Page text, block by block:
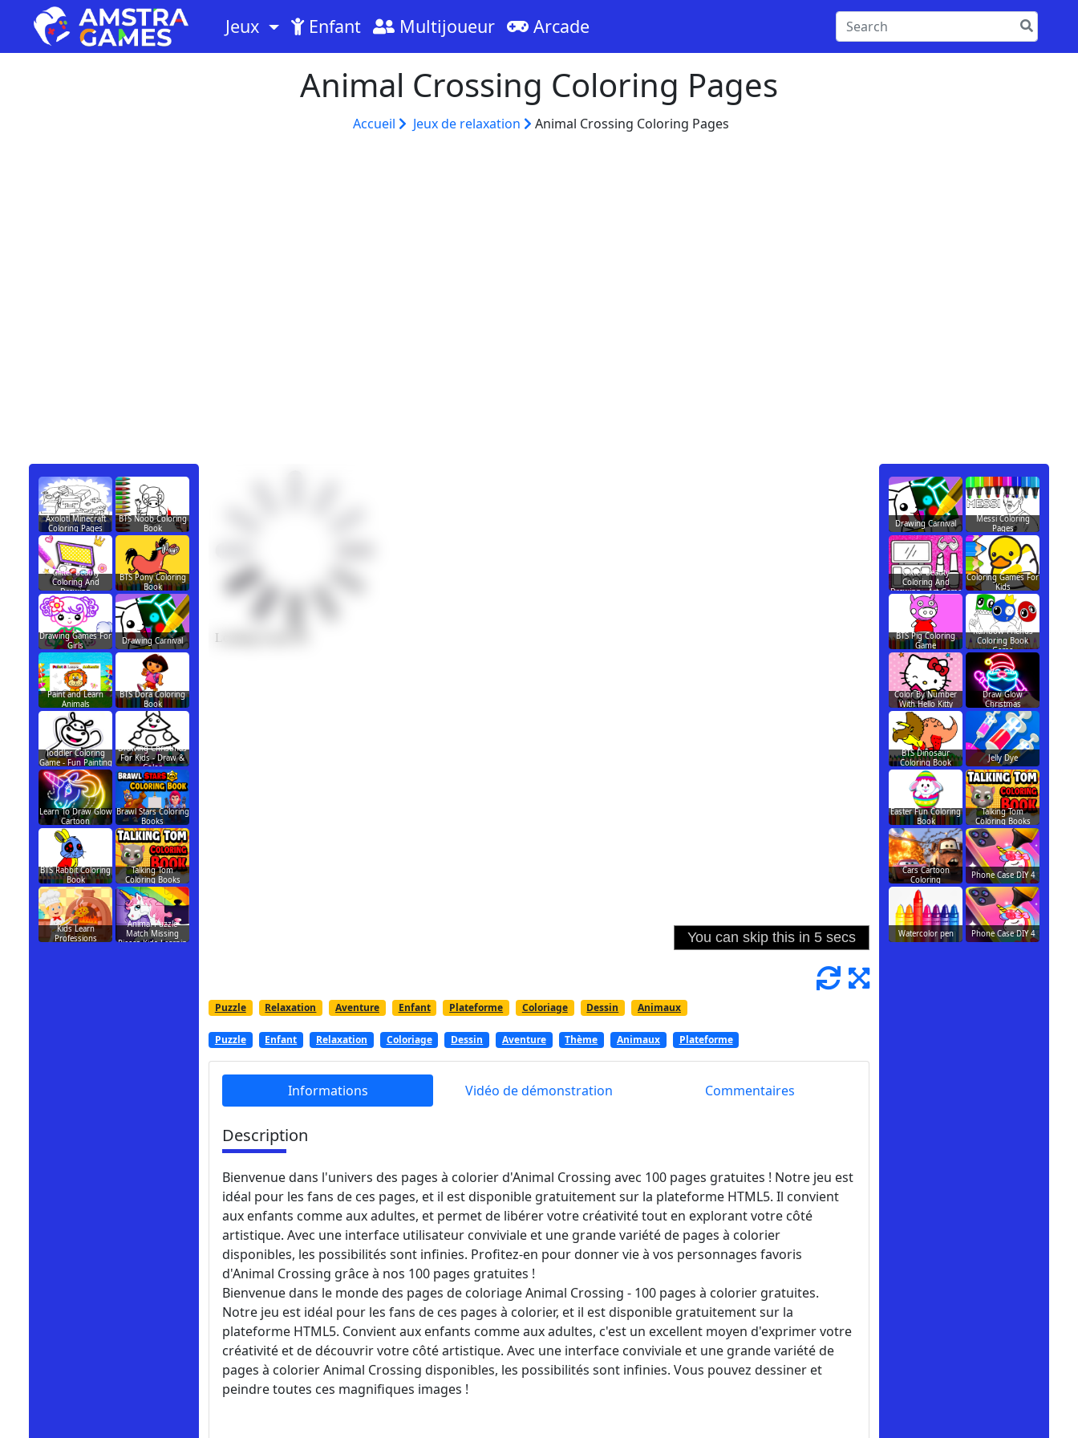
Jeux Enfant Multijoueur Arcade
Animal Crossing Coloring Pages
Accueil Jeux de relaxation Animal Crossing Coloring Pages
Puzzle Relaxation Aventure Enfant Plateforme Coloriage Dessin Animaux
Puzzle Enfant Relaxation Coloriage Dessin Aventure Thème Animaux Plateforme
Informations Vidéo de démonstration Commentaires
Description
Bienvenue dans l'univers des pages à colorier d'Animal Crossing avec 100 pages gratuites ! Notre jeu est
idéal pour les fans de ces pages, et il est disponible gratuitement sur la plateforme HTML5. Il convient
aux enfants comme aux adultes, et permet de libérer votre créativité tout en explorant votre côté
artistique. Avec une interface utilisateur conviviale et une grande variété de pages à colorier
disponibles, les possibilités sont infinies. Profitez-en pour donner vie à vos personnages favoris
d'Animal Crossing grâce à nos 100 pages gratuites !
Bienvenue dans le monde des pages de coloriage Animal Crossing - 100 pages à colorier gratuites.
Notre jeu est idéal pour les fans de ces pages à colorier, et il est disponible gratuitement sur la
plateforme HTML5. Convient aux enfants comme aux adultes, c'est un excellent moyen d'exprimer votre
créativité et de découvrir votre côté artistique. Avec une interface conviviale et une grande variété de
pages à colorier Animal Crossing disponibles, les possibilités sont infinies. Vous pouvez dessiner et
peindre toutes ces magnifiques images !
Axolotl Minecraft
Coloring Pages
BTS Noob Coloring
Book
Glitter Beauty
Coloring And
Drawing
BTS Pony Coloring
Book
Drawing Games For
Girls
Drawing Carnival
Paint and Learn
Animals
BTS Dora Coloring
Book
Toddler Coloring
Game - Fun Painting
Drawing Christmas
For Kids - Draw &
Color
Learn To Draw Glow
Cartoon
Brawl Stars Coloring
Books
BTS Rabbit Coloring
Book
Talking Tom
Coloring Books
Kids Learn
Professions
Animal Puzzle
Match Missing
Pieces Kids Learnin
Drawing Carnival
Messi Coloring
Pages
Glitter Beauty
Coloring And
Drawing - Art Game
Coloring Games For
Kids
BTS Pig Coloring
Game
Rainbow Friends
Coloring Book
Game
Color By Number
With Hello Kitty
Draw Glow
Christmas
BTS Dinosaur
Coloring Book
Jelly Dye
Easter Fun Coloring
Book
Talking Tom
Coloring Books
Cars Cartoon
Coloring
Phone Case DIY 4
Watercolor pen Phone Case DIY 4